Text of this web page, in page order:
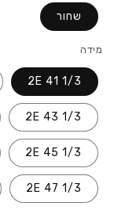
שחור
מידה
1/3 41 2E
1/3 43 2E
1/3 45 2E
1/3 47 2E